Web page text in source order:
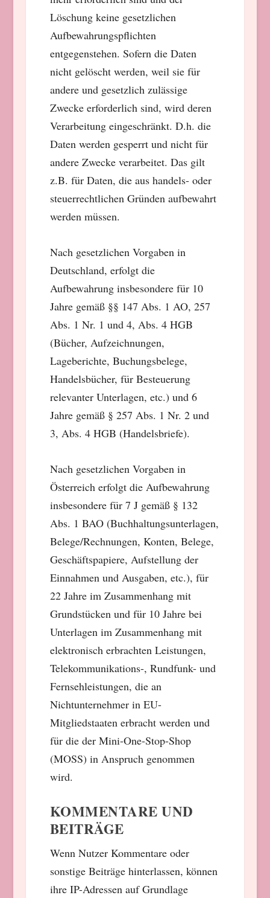
Löschung keine gesetzlichen
Aufbewahrungspflichten
entgegenstehen. Sofern die Daten
nicht gelöscht werden, weil sie für
andere und gesetzlich zulässige
Zwecke erforderlich sind, wird deren
Verarbeitung eingeschränkt. D.h. die
Daten werden gesperrt und nicht für
andere Zwecke verarbeitet. Das gilt
z.B. für Daten, die aus handels- oder
steuerrechtlichen Gründen aufbewahrt
werden müssen.
Nach gesetzlichen Vorgaben in
Deutschland, erfolgt die
Aufbewahrung insbesondere für 10
Jahre gemäß §§ 147 Abs. 1 AO, 257
Abs. 1 Nr. 1 und 4, Abs. 4 HGB
(Bücher, Aufzeichnungen,
Lageberichte, Buchungsbelege,
Handelsbücher, für Besteuerung
relevanter Unterlagen, etc.) und 6
Jahre gemäß § 257 Abs. 1 Nr. 2 und
3, Abs. 4 HGB (Handelsbriefe).
Nach gesetzlichen Vorgaben in
Österreich erfolgt die Aufbewahrung
insbesondere für 7 J gemäß § 132
Abs. 1 BAO (Buchhaltungsunterlagen,
Belege/Rechnungen, Konten, Belege,
Geschäftspapiere, Aufstellung der
Einnahmen und Ausgaben, etc.), für
22 Jahre im Zusammenhang mit
Grundstücken und für 10 Jahre bei
Unterlagen im Zusammenhang mit
elektronisch erbrachten Leistungen,
Telekommunikations-, Rundfunk- und
Fernsehleistungen, die an
Nichtunternehmer in EU-
Mitgliedstaaten erbracht werden und
für die der Mini-One-Stop-Shop
(MOSS) in Anspruch genommen
wird.
KOMMENTARE UND
BEITRÄGE
Wenn Nutzer Kommentare oder
sonstige Beiträge hinterlassen, können
ihre IP-Adressen auf Grundlage